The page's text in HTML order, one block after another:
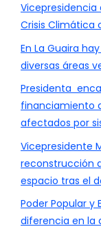
Crisis Climática
En La Guaira
diversas áreas
Presidenta
financiamiento
afectados por
Vicepresidente
reconstrucción
espacio tras el
Poder Popular y
diferencia en la